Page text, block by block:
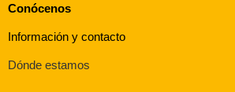
Conócenos
Información y contacto
Dónde estamos